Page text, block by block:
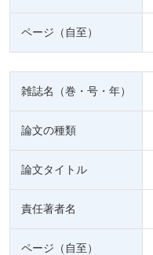
ページ（自至）
雑誌名（巻・号・年）
論文の種類
論文タイトル
責任著者名
ページ（自至）